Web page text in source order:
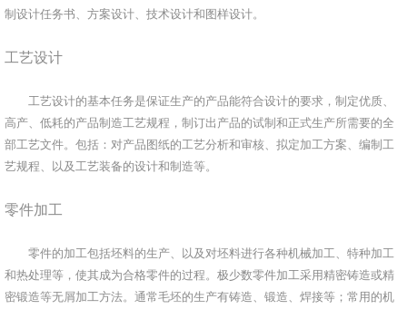
制设计任务书、方案设计、技术设计和图样设计。
工艺设计
工艺设计的基本任务是保证生产的产品能符合设计的要求，制定优质、
高产、低耗的产品制造工艺规程，制订出产品的试制和正式生产所需要的全
部工艺文件。包括：对产品图纸的工艺分析和审核、拟定加工方案、编制工
艺规程、以及工艺装备的设计和制造等。
零件加工
零件的加工包括坯料的生产、以及对坯料进行各种机械加工、特种加工
和热处理等，使其成为合格零件的过程。极少数零件加工采用精密铸造或精
密锻造等无屑加工方法。通常毛坯的生产有铸造、锻造、焊接等；常用的机